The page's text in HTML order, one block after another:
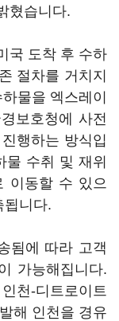
혔습니다.
국 도착 후 수하
절차를 거치지
물을 엑스레이
보호청에 사전
행하는 방식입
물 수취 및 재위
이동할 수 있으
됩니다.
됨에 따라 고객
가능해집니다.
천-디트로이트
해 인천을 경유